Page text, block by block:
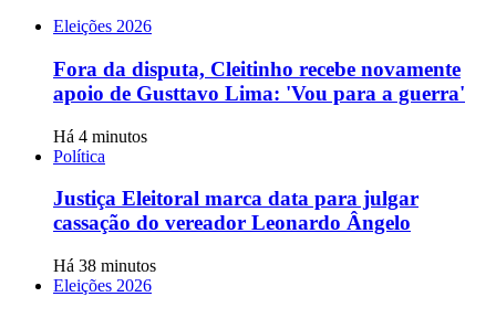
Eleições 2026
Fora da disputa, Cleitinho recebe novamente
apoio de Gusttavo Lima: 'Vou para a guerra'
Há 4 minutos
Política
Justiça Eleitoral marca data para julgar
cassação do vereador Leonardo Ângelo
Há 38 minutos
Eleições 2026